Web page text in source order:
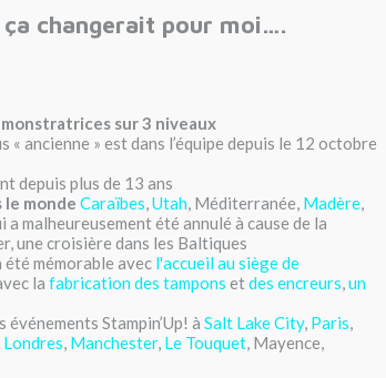
ça changerait pour moi….
sur 3 niveaux
« ancienne » est dans l’équipe depuis le 12 octobre
depuis plus de 13 ans
le monde Caraïbes,Utah, Méditerranée, Madère,
a malheureusement été annulé à cause de la
une croisière dans les Baltiques
mémorable avec l'accueil au siège de
la fabrication des tampons etdes encreurs,un
Stampin’Up! à Salt Lake City, Paris,
Londres, Manchester, Le Touquet, Mayence,